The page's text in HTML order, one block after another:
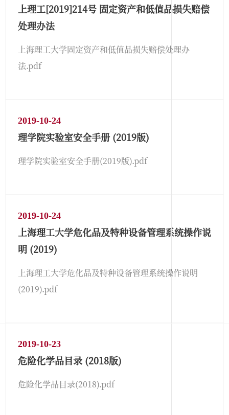
上理工[2019]214号 固定资产和低值品损失赔偿
处理办法
上海理工大学固定资产和低值品损失赔偿处理办
法.pdf
2019-10-24
理学院实验室安全手册 (2019版)
理学院实验室安全手册(2019版).pdf
2019-10-24
上海理工大学危化品及特种设备管理系统操作说
明 (2019)
上海理工大学危化品及特种设备管理系统操作说明
(2019).pdf
2019-10-23
危险化学品目录 (2018版)
危险化学品目录(2018).pdf